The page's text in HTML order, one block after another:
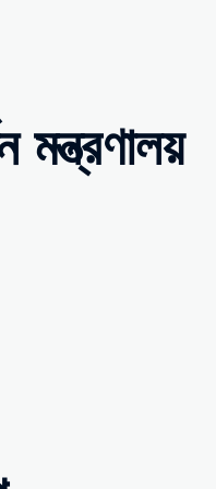
মন্ত্রণালয়